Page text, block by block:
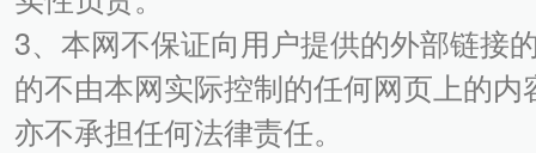
3、本网不保证向用户提供的外部链接
的不由本网实际控制的任何网页上的
亦不承担任何法律责任。